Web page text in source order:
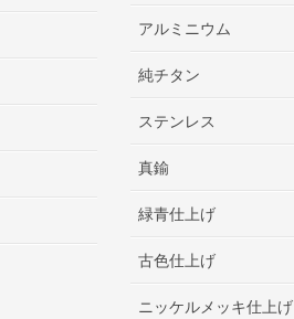
アルミニウム
純チタン
ステンレス
真鍮
緑青仕上げ
古色仕上げ
ニッケルメッキ仕上げ